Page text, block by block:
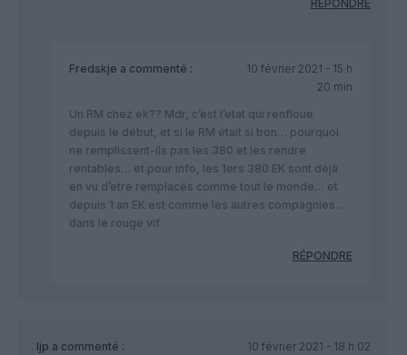
RÉPONDRE
Fredskje a commenté :
10 février 2021 - 15 h
20 min
Un RM chez ek?? Mdr, c’est l’etat qui renfloue
depuis le début, et si le RM était si bon… pourquoi
ne remplissent-ils pas les 380 et les rendre
rentables… et pour info, les 1ers 380 EK sont déjà
en vu d’etre remplacés comme tout le monde… et
depuis 1 an EK est comme les autres compagnies…
dans le rouge vif
RÉPONDRE
ljp a commenté :
10 février 2021 - 18 h 02